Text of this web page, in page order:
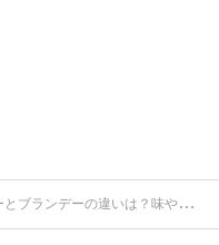
ンデーの違いは？味や度数と製法を徹底比較